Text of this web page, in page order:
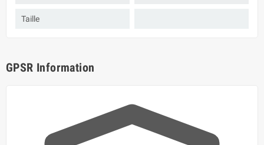
Taille
GPSR Information